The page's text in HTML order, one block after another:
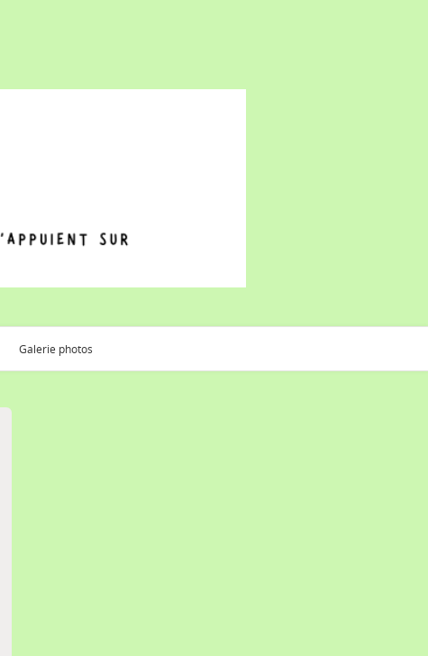
Galerie photos